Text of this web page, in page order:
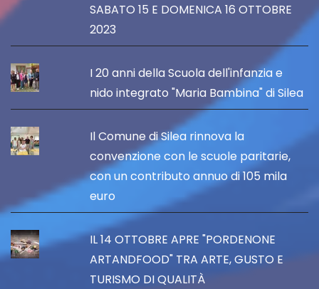
SABATO 15 E DOMENICA 16 OTTOBRE
2023
I 20 anni della Scuola dell'infanzia e
nido integrato "Maria Bambina" di Silea
Il Comune di Silea rinnova la
convenzione con le scuole paritarie,
con un contributo annuo di 105 mila
euro
IL 14 OTTOBRE APRE "PORDENONE
ARTANDFOOD" TRA ARTE, GUSTO E
TURISMO DI QUALITÀ